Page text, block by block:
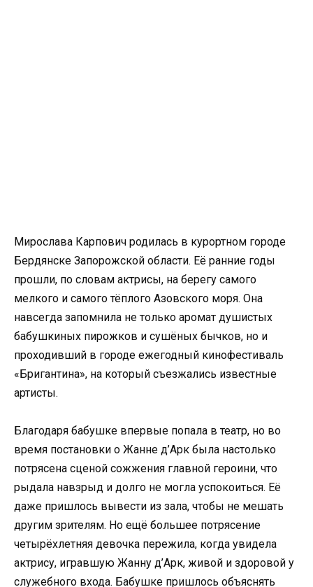
Мирослава Карпович родилась в курортном городе
Бердянске Запорожской области. Её ранние годы
прошли, по словам актрисы, на берегу самого
мелкого и самого тёплого Азовского моря. Она
навсегда запомнила не только аромат душистых
бабушкиных пирожков и сушёных бычков, но и
проходивший в городе ежегодный кинофестиваль
«Бригантина», на который съезжались известные
артисты.
Благодаря бабушке впервые попала в театр, но во
время постановки о Жанне д’Арк была настолько
потрясена сценой сожжения главной героини, что
рыдала навзрыд и долго не могла успокоиться. Её
даже пришлось вывести из зала, чтобы не мешать
другим зрителям. Но ещё большее потрясение
четырёхлетняя девочка пережила, когда увидела
актрису, игравшую Жанну д’Арк, живой и здоровой у
служебного входа. Бабушке пришлось объяснять